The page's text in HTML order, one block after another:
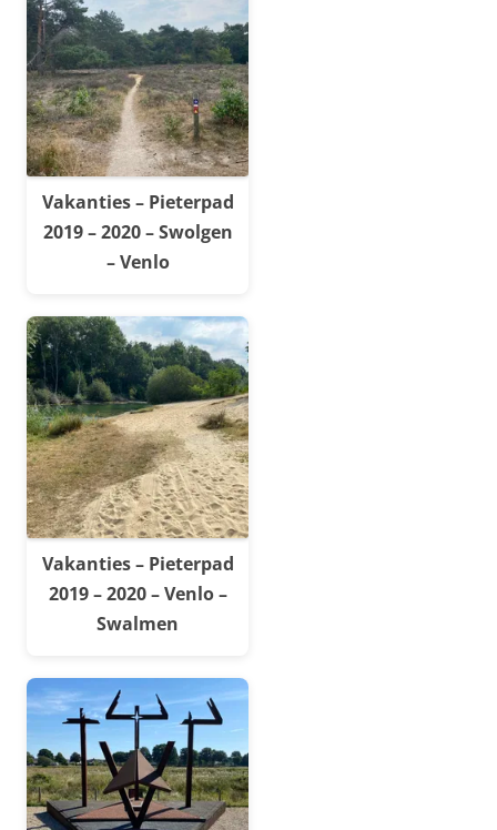
Vakanties – Pieterpad
2019 – 2020 – Swolgen
– Venlo
Vakanties – Pieterpad
2019 – 2020 – Venlo –
Swalmen